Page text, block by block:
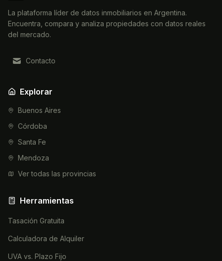
La plataforma líder de datos inmobiliarios en Argentina.
Encuentra, compara y analiza propiedades con datos reales
del mercado.
Contacto
Explorar
Buenos Aires
Córdoba
Santa Fe
Mendoza
Ver todas las provincias
Herramientas
Tasación Gratuita
Calculadora de Alquiler
UVA vs. Plazo Fijo